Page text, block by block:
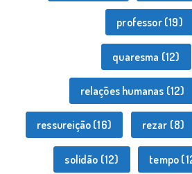
professor(19)
quaresma (12)
relações humanas (12)
ressureição (16) rezar (8)
solidão (12) tempo